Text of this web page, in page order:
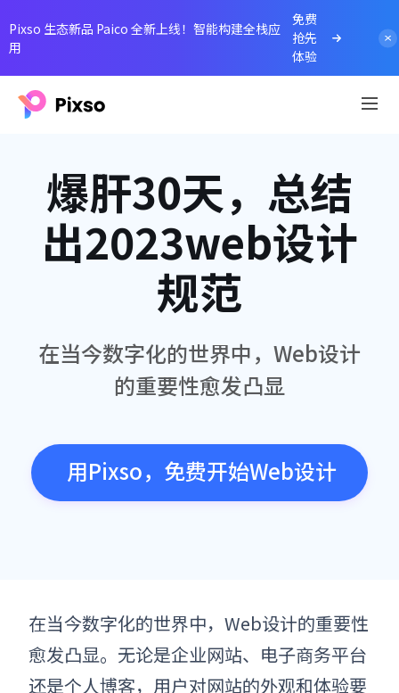
Pixso 生态新品 Paico 全新上线！智能构建全栈应
用
免费
抢先
体验
爆肝30天，总结
出2023web设计
规范
在当今数字化的世界中，Web设计
的重要性愈发凸显
用Pixso，免费开始Web设计
在当今数字化的世界中，Web设计的重要性
愈发凸显。无论是企业网站、电子商务平台
还是个人博客，用户对网站的外观和体验要